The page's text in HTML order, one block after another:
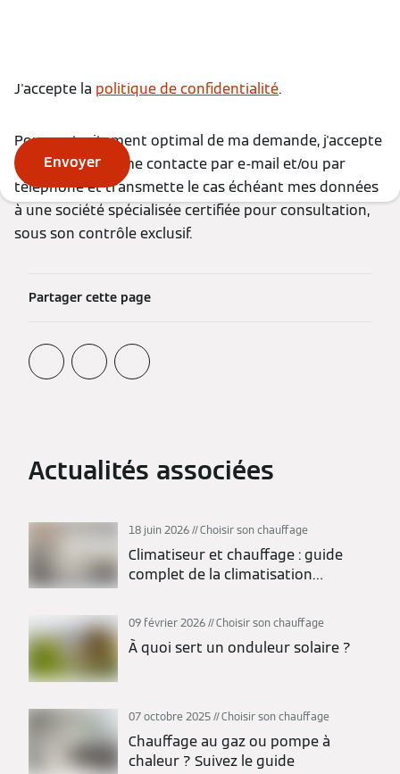
J'accepte la politique de confidentialité.
Pour un traitement optimal de ma demande, j'accepte
que Viessmann me contacte par e-mail et/ou par
téléphone et transmette le cas échéant mes données
à une société spécialisée certifiée pour consultation,
sous son contrôle exclusif.
Envoyer
Partager cette page
Actualités associées
18 juin 2026 Choisir son chauffage
Climatiseur et chauffage : guide
complet de la climatisation
09 février 2026 Choisir son chauffage
À quoi sert un onduleur solaire ?
07 octobre 2025 Choisir son chauffage
Chauffage au gaz ou pompe à
chaleur ? Suivez le guide